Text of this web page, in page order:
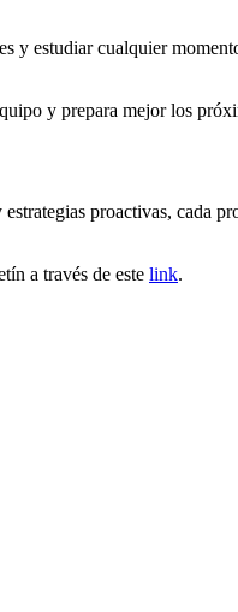
y estudiar cualquier
y prepara mejor los
proactivas, cada
a través de este link.